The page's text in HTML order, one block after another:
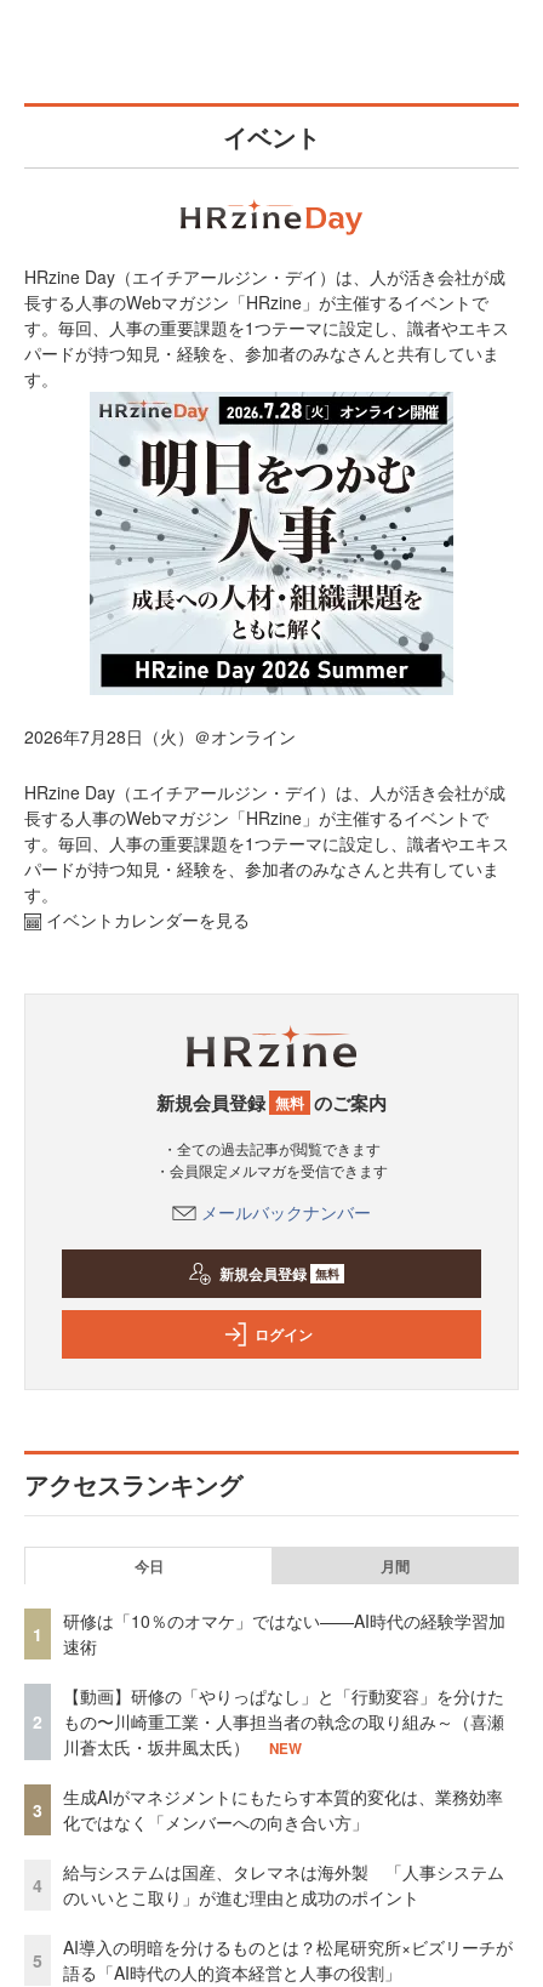
イベント
HRzine Day（エイチアールジン・デイ）は、人が活き会社が成
長する人事のWebマガジン「HRzine」が主催するイベントで
す。毎回、人事の重要課題を1つテーマに設定し、識者やエキス
パードが持つ知見・経験を、参加者のみなさんと共有していま
す。
2026年7月28日（火）＠オンライン
HRzine Day（エイチアールジン・デイ）は、人が活き会社が成
長する人事のWebマガジン「HRzine」が主催するイベントで
す。毎回、人事の重要課題を1つテーマに設定し、識者やエキス
パードが持つ知見・経験を、参加者のみなさんと共有していま
す。
イベントカレンダーを見る
新規会員登録 無料 のご案内
・全ての過去記事が閲覧できます
・会員限定メルマガを受信できます
メールバックナンバー
新規会員登録 無料
ログイン
アクセスランキング
今日 月間
1
研修は「10％のオマケ」ではない——AI時代の経験学習加
速術
2
【動画】研修の「やりっぱなし」と「行動変容」を分けた
もの〜川崎重工業・人事担当者の執念の取り組み～（喜瀬
川蒼太氏・坂井風太氏）
NEW
3
生成AIがマネジメントにもたらす本質的変化は、業務効率
化ではなく「メンバーへの向き合い方」
4
給与システムは国産、タレマネは海外製 「人事システム
のいいとこ取り」が進む理由と成功のポイント
5
AI導入の明暗を分けるものとは？松尾研究所×ビズリーチが
語る「AI時代の人的資本経営と人事の役割」